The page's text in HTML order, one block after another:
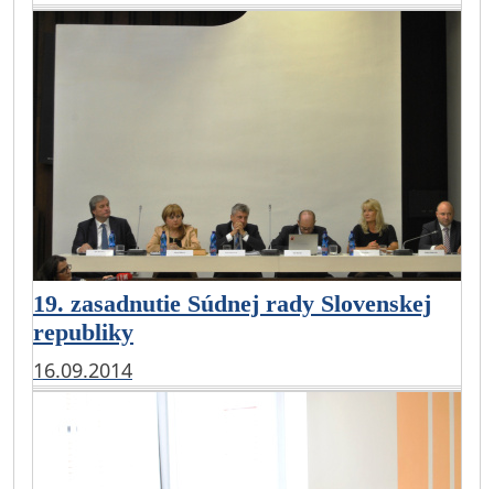
19. zasadnutie Súdnej rady Slovenskej
republiky
16.09.2014